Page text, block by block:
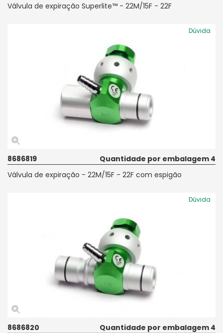
Válvula de expiração Superlite™ - 22M/15F - 22F
Dúvida
8686819
Quantidade por embalagem 4
Válvula de expiração - 22M/15F - 22F com espigão
Dúvida
8686820
Quantidade por embalagem 4